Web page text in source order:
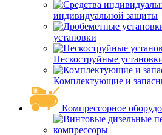
индивидуальной защиты
установки
Пескоструйные
Комплектующие и
Компрессорное